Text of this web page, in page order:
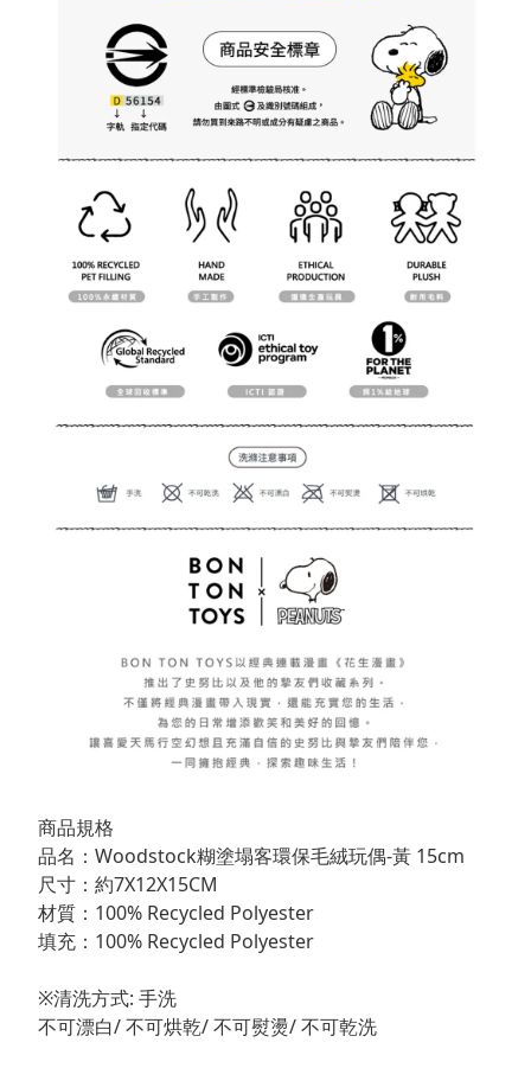
商品規格
品名：Woodstock糊塗塌客環保毛絨玩偶-黃 15cm
尺寸：約7X12X15CM
材質：100% Recycled Polyester
填充：100% Recycled Polyester
※清洗方式: 手洗
不可漂白/ 不可烘乾/ 不可熨燙/ 不可乾洗